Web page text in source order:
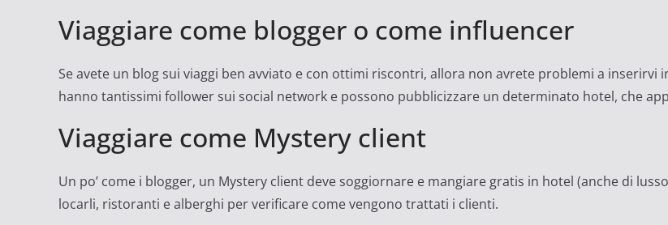
Viaggiare come blogger o come influencer
Se avete un blog sui viaggi ben avviato e con ottimi riscontri, allora non avrete problemi a
hanno tantissimi follower sui social network e possono pubblicizzare un determinato hotel, che
Viaggiare come Mystery client
Un po’ come i blogger, un Mystery client deve soggiornare e mangiare gratis in hotel (anche di
locarli, ristoranti e alberghi per verificare come vengono trattati i clienti.